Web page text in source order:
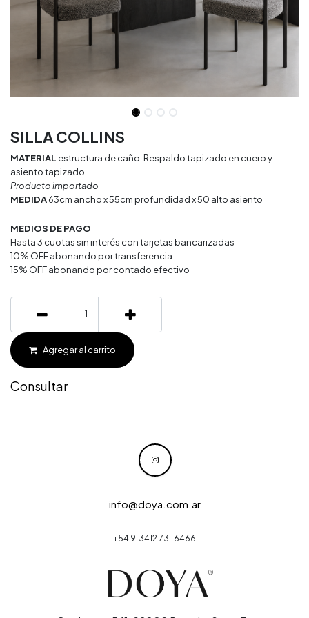
SILLA COLLINS
MATERIAL estructura de caño. Respaldo tapizado en cuero y
asiento tapizado.
Producto importado
MEDIDA63cm ancho x 55cm profundidad x 50 alto asiento
MEDIOS DE PAGO
Hasta 3 cuotas sin interés con tarjetas bancarizadas
10% OFF abonando por transferencia
15% OFF abonando por contado efectivo
Agregar al carrito
Consultar
info@doya.com.ar
+54 9 3412 73-6466